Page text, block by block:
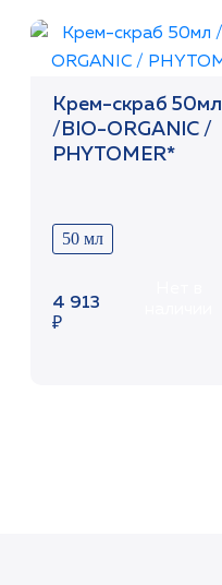
Крем-скраб 50мл
/BIO-ORGANIC /
PHYTOMER*
50 мл
4 913
₽